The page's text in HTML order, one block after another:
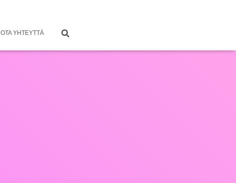
OTA YHTEYTTÄ